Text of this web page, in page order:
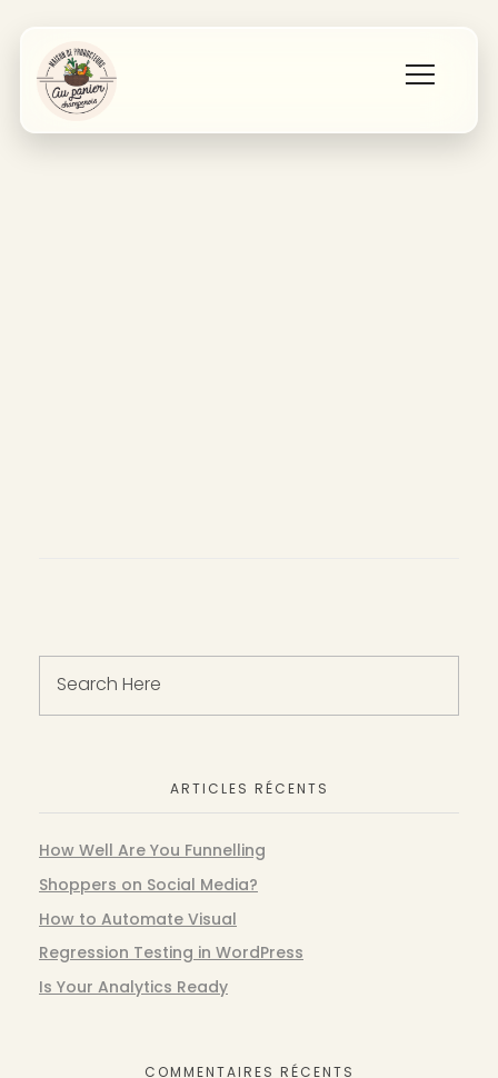
ARTICLES RÉCENTS
How Well Are You Funnelling
Shoppers on Social Media?
How to Automate Visual
Regression Testing in WordPress
Is Your Analytics Ready
COMMENTAIRES RÉCENTS